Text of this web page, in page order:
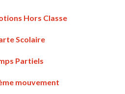
Hors Classe
Scolaire
Partiels
mouvement